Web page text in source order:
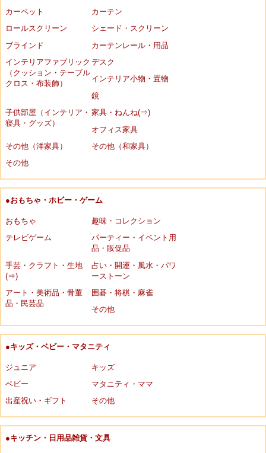
カーペット
カーテン
ロールスクリーン
シェード・スクリーン
ブラインド
カーテンレール・用品
インテリアファブリック
（クッション・テーブル
クロス・布装飾）
デスク
インテリア小物・置物
鏡
子供部屋（インテリア・
寝具・グッズ）
家具・ねんね(⇒)
オフィス家具
その他（洋家具）
その他（和家具）
その他
●おもちゃ・ホビー・ゲーム
おもちゃ
趣味・コレクション
テレビゲーム
パーティー・イベント用
品・販促品
手芸・クラフト・生地
(⇒)
占い・開運・風水・パワ
ーストーン
アート・美術品・骨董
品・民芸品
囲碁・将棋・麻雀
その他
●キッズ・ベビー・マタニティ
ジュニア
キッズ
ベビー
マタニティ・ママ
出産祝い・ギフト
その他
●キッチン・日用品雑貨・文具